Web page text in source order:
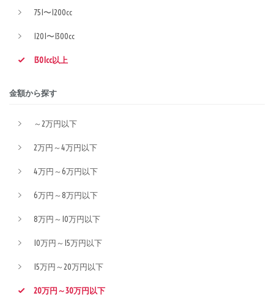
751〜1200cc
1201〜1300cc
1301cc以上
金額から探す
～2万円以下
2万円～4万円以下
4万円～6万円以下
6万円～8万円以下
8万円～10万円以下
10万円～15万円以下
15万円～20万円以下
20万円～30万円以下